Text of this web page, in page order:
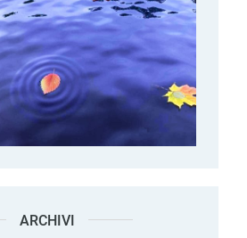
ARCHIVI Archivi